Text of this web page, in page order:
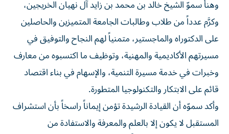
وهنأ سموّ الشيخ خالد بن محمد بن زايد آل نهيان الخريجين،
وكرَّم عدداً من طلاب وطالبات الجامعة المتميزين والحاصلين
على الدكتوراه والماجستير، متمنياً لهم النجاح والتوفيق في
مسيرتهم الأكاديمية والمهنية، وتوظيف ما اكتسبوه من معارف
وخبرات في خدمة مسيرة التنمية، والإسهام في بناء اقتصاد
قائم على الابتكار والتكنولوجيا المتطورة.
وأكد سموّه أن القيادة الرشيدة تؤمن إيماناً راسخاً بأن استشراف
المستقبل لا يكون إلا بالعلم والمعرفة والاستفادة من